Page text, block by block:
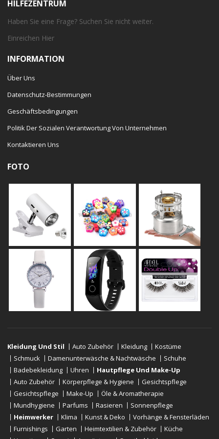
HILFEZENTRUM
Haben Sie eine Frage? Suchen Sie nicht weiter.
Einreichen Hier
INFORMATION
Über Uns
Datenschutz-Bestimmungen
Geschäftsbedingungen
Politik Der Sozialen Verantwortung Von Unternehmen
Kontaktieren Uns
FOTO
Kleidung Und Stil Auto Zubehör Kleidung
Kostüme
Schmuck
Damenunterwäsche & Nachtwäsche
Schuhe
Badebekleidung
Uhren
Hautpflege Und Make-Up
Auto Zubehör
Körperpflege & Hygiene
Gesichtspflege
Gesichtspflege
Make-Up
Öle & Aromatherapie
Mundhygiene
Parfums Rasieren
Sonnenpflege
Heimwerker
Klima Kunst & Deko
Vorhänge & Fensterläden
Furnishings
Garten Heimtextilien & Zubehör
Küche